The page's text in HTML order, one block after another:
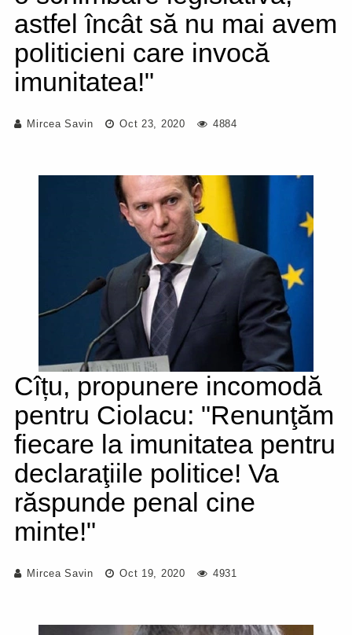
astfel încât să nu mai avem
politicieni care invocă
imunitatea!"
Mircea Savin Oct 23, 2020 4884
Cîțu, propunere incomodă
pentru Ciolacu: "Renunţăm
fiecare la imunitatea pentru
declaraţiile politice! Va
răspunde penal cine
minte!"
Mircea Savin Oct 19, 2020 4931